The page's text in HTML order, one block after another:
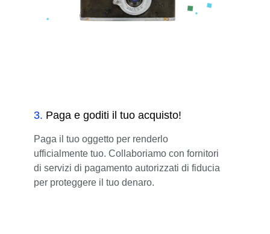
3. Paga e goditi il tuo acquisto!
Paga il tuo oggetto per renderlo
ufficialmente tuo. Collaboriamo con fornitori
di servizi di pagamento autorizzati di fiducia
per proteggere il tuo denaro.